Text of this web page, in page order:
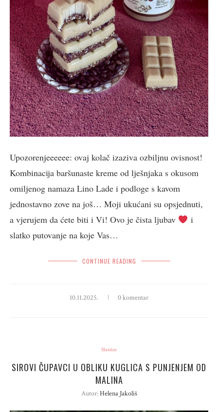
Upozorenjeeeeee: ovaj kolač izaziva ozbiljnu ovisnost!
Kombinacija baršunaste kreme od lješnjaka s okusom
omiljenog namaza Lino Lade i podloge s kavom
jednostavno zove na još… Moji ukućani su opsjednuti,
a vjerujem da ćete biti i Vi! Ovo je čista ljubav
i
slatko putovanje na koje Vas…
CONTINUE READING
10.11.2025. 0 komentar
Slastice
SIROVI ČUPAVCI U OBLIKU KUGLICA S PUNJENJEM OD
MALINA
Autor:Helena Jakoliš